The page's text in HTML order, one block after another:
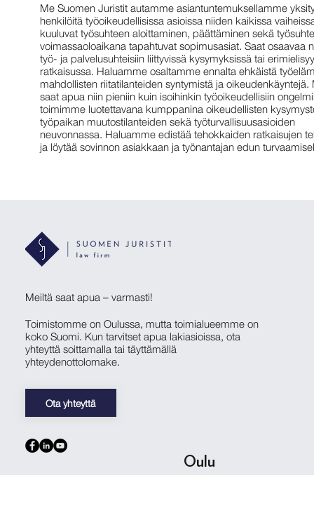
Me Suomen Juristit autamme asiantuntemuksellamme
henkilöitä työoikeudellisissa asioissa niiden kaikissa
kuuluvat työsuhteen aloittaminen, päättäminen sekä
voimassaoloaikana tapahtuvat sopimusasiat. Saat osaavaa
työ- ja palvelusuhteisiin liittyvissä kysymyksissä tai
ratkaisussa. Haluamme osaltamme ennalta ehkäistä
mahdollisten riitatilanteiden syntymistä ja oikeudenkäyntejä.
saat apua niin pieniin kuin isoihinkin työoikeudellisiin
toimimme luotettavana kumppanina oikeudellisten
työpaikan muutostilanteiden sekä työturvallisuusasioiden
neuvonnassa. Haluamme edistää tehokkaiden ratkaisujen
ja löytää sovinnon asiakkaan ja työnantajan edun
Meiltä saat apua – varmasti!
Toimistomme on Oulussa, mutta toimialueemme on
koko Suomi. Kun tarvitset apua lakiasioissa, ota
yhteyttä soittamalla tai täyttämällä
yhteydenottolomake.
Ota yhteyttä
Oulu